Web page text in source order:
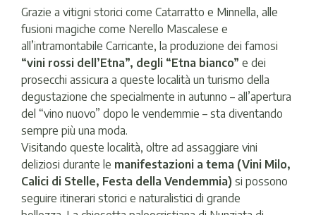
Grazie a vitigni storici come Catarratto e Minnella, alle
fusioni magiche come Nerello Mascalese e
all’intramontabile Carricante, la produzione dei famosi
“vini rossi dell’Etna”, degli “Etna bianco” e dei
prosecchi assicura a queste località un turismo della
degustazione che specialmente in autunno – all’apertura
del “vino nuovo” dopo le vendemmie – sta diventando
sempre più una moda.
Visitando queste località, oltre ad assaggiare vini
deliziosi durante le manifestazioni a tema (Vini Milo,
Calici di Stelle, Festa della Vendemmia) si possono
seguire itinerari storici e naturalistici di grande